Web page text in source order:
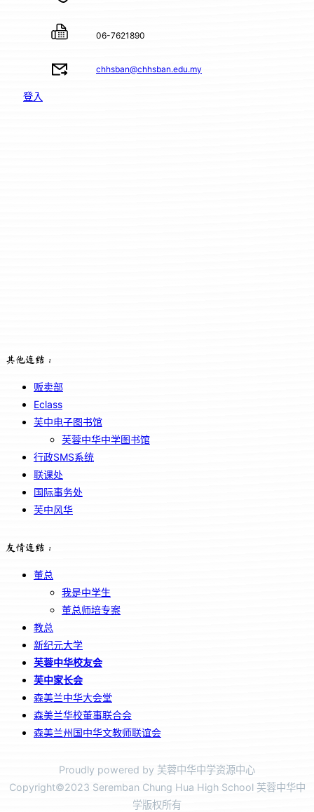
06-7621890
chhsban@chhsban.edu.my
登入
其他连结：
贩卖部
Eclass
芙中电子图书馆
芙蓉中华中学图书馆
行政SMS系统
联课处
国际事务处
芙中风华
友情连结：
董总
我是中学生
董总师培专案
教总
新纪元大学
芙蓉中华校友会
芙中家长会
森美兰中华大会堂
森美兰华校董事联合会
森美兰州国中华文教师联谊会
Proudly powered by 芙蓉中华中学资源中心
Copyright©2023 Seremban Chung Hua High School 芙蓉中华中
学版权所有